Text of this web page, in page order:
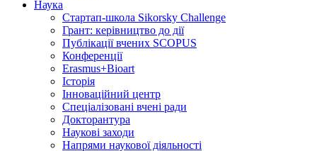
Наука
Стартап-школа Sikorsky Challenge
Грант: керівництво до дії
Публікації вчених SCOPUS
Конференції
Erasmus+Bioart
Історія
Інноваційний центр
Спеціалізовані вчені ради
Докторантура
Наукові заходи
Напрями наукової діяльності